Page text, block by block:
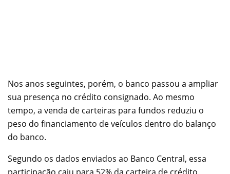
Nos anos seguintes, porém, o banco passou a ampliar
sua presença no crédito consignado. Ao mesmo
tempo, a venda de carteiras para fundos reduziu o
peso do financiamento de veículos dentro do balanço
do banco.
Segundo os dados enviados ao Banco Central, essa